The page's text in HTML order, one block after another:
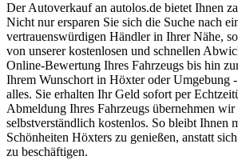
Der Autoverkauf an autolos.de bietet Ihnen
Nicht nur ersparen Sie sich die Suche nach
vertrauenswürdigen Händler in Ihrer Nähe,
von unserer kostenlosen und schnellen
Online-Bewertung Ihres Fahrzeugs bis hin
Ihrem Wunschort in Höxter oder Umgebung
alles. Sie erhalten Ihr Geld sofort per
Abmeldung Ihres Fahrzeugs übernehmen
selbstverständlich kostenlos. So bleibt Ihnen
Schönheiten Höxters zu genießen, anstatt
zu beschäftigen.